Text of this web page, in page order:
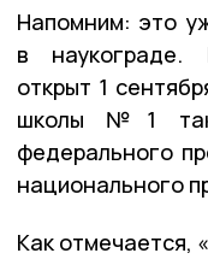
Напомним: это
в наукограде.
открыт 1
школы №1
федерального
национального
Как отмечается,